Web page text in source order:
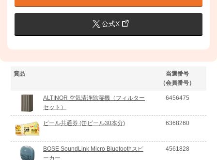
公式X
賞品
当選番号
（会員番号）
ALTINOR 空気清浄除湿機（フィルター
セット）
6456475
ビール共通券 (缶ビール30本分) 6368260
BOSE SoundLink Micro Bluetoothスピ
ーカー
4561828